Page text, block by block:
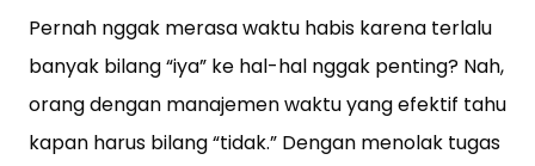
Pernah nggak merasa waktu habis karena terlalu
banyak bilang “iya” ke hal-hal nggak penting? Nah,
orang dengan manajemen waktu yang efektif tahu
kapan harus bilang “tidak.” Dengan menolak tugas